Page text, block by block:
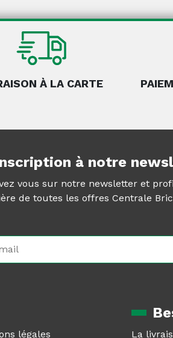
À LA CARTE
à notre
vous sur notre newsletter et
de toutes les offres Centrale
légales La